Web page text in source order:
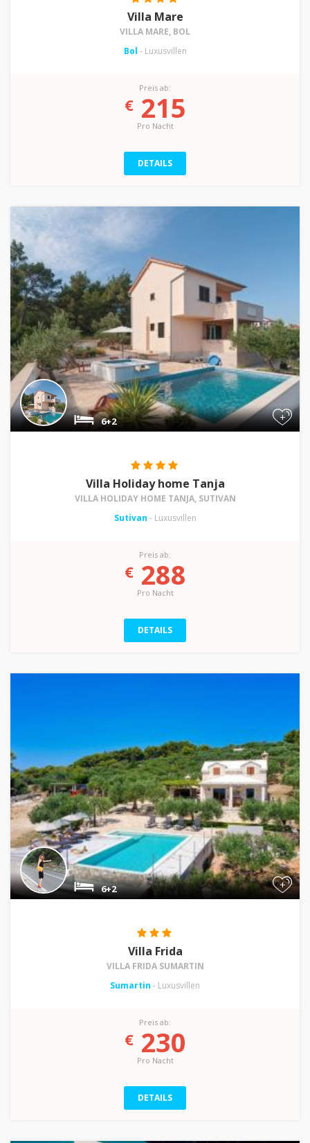
Villa Mare
VILLA MARE, BOL
Bol - Luxusvillen
Preis ab:
€215
Pro Nacht
DETAILS
+
6+2
Villa Holiday home Tanja
VILLA HOLIDAY HOME TANJA, SUTIVAN
Sutivan - Luxusvillen
Preis ab:
€288
Pro Nacht
DETAILS
+
6+2
Villa Frida
VILLA FRIDA SUMARTIN
Sumartin - Luxusvillen
Preis ab:
€230
Pro Nacht
DETAILS